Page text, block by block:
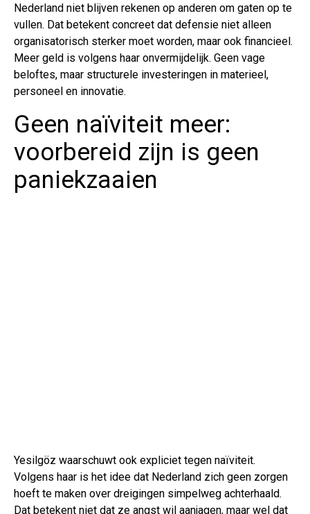
Nederland niet blijven rekenen op anderen om gaten op te
vullen. Dat betekent concreet dat defensie niet alleen
organisatorisch sterker moet worden, maar ook financieel.
Meer geld is volgens haar onvermijdelijk. Geen vage
beloftes, maar structurele investeringen in materieel,
personeel en innovatie.
Geen naïviteit meer:
voorbereid zijn is geen
paniekzaaien
Yesilgöz waarschuwt ook expliciet tegen naïviteit.
Volgens haar is het idee dat Nederland zich geen zorgen
hoeft te maken over dreigingen simpelweg achterhaald.
Dat betekent niet dat ze angst wil aanjagen, maar wel dat